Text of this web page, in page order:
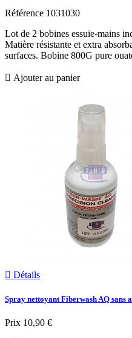
Référence 1031030
Lot de 2 bobines essuie-mains
Matière résistante et extra
surfaces. Bobine 800G pure
 Ajouter au panier
 Détails
Spray nettoyant Fiberwash AQ sans
Prix 10,90 €